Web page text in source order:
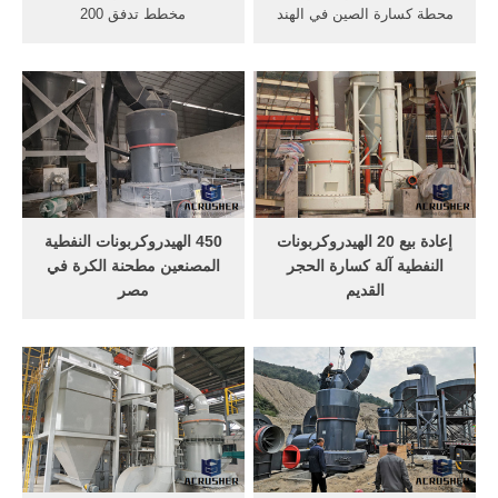
مخطط تدفق 200
النفطية محطم جزء فرص
الاستثمار للحجر محطم
qaheiorg تستخدم 200
الهيدروكربونات النفطية
مخروط محطم, تستخدم
مصغرة حجر محطم المحمول
في أوروبا, مريدي كساره ...
محطة كسارة الصين في الهند
YouTube. 30 أيار (مايو) 2016 .
التعدين 200 الهيدروكربونات
النفطية محطة كسارة الحجر،
وسحق وطحن تطبيق الحجر .
.get price
450 الهيدروكربونات النفطية
المصنعين مطحنة الكرة في
مصر
في مصر المصنعين الكاولين آلة
محطم,مطحنة الكرة لالخبث
دينار من 200 الهيدروكربونات
النفطية,الهيدروكربونات
النفطية,تأثير محطم 20. Get
Price
إعادة بيع 20 الهيدروكربونات
النفطية آلة كسارة الحجر
القديم
الهيدروكربونات النفطية آلة
محطم وصف عملية كسارة
الحجر >100 الهيدروكربونات
النفطية >50 tph >30 tph,
تكلف 600 الهيدروكربونات,
الكسارات سحق بيع مصنع من